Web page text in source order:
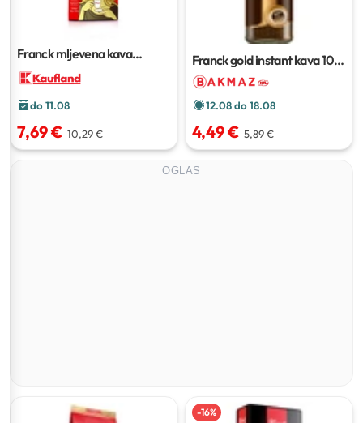
Franck mljevena kava
do 11.08
7,69 € 10,29 €
Franck gold instant kava100
g
12.08 do 18.08
4,49 € 5,89 €
OGLAS
-16%